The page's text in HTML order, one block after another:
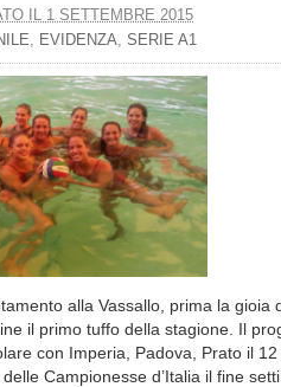
IL 1 SETTEMBRE 2015
, EVIDENZA, SERIE A1
alla Vassallo, prima la gioia
il primo tuffo della stagione. Il
con Imperia, Padova, Prato il 12
Campionesse d’Italia il fine